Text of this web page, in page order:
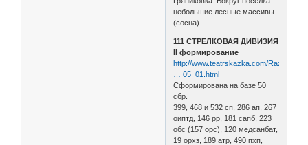
небольшие лесные массивы
(сосна).
111 СТРЕЛКОВАЯ ДИВИЗИЯ
II формирование
http://www.teatrskazka.com/Raznoe/
… 05_01.html
Сформирована на базе 50
сбр.
399, 468 и 532 сп, 286 ап, 267
оиптд, 146 рр, 181 сапб, 223
обс (157 орс), 120 медсанбат,
19 орхз, 189 атр, 490 пхп,